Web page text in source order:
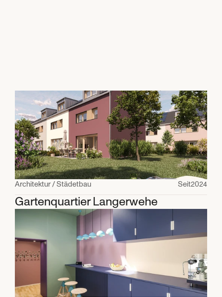
Alle Projekte
Architektur / Städetbau Seit2024
Gartenquartier Langerwehe